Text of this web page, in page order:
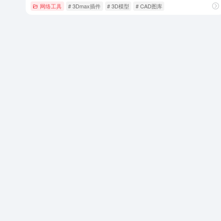
网络工具 # 3Dmax插件 # 3D模型 # CAD图库